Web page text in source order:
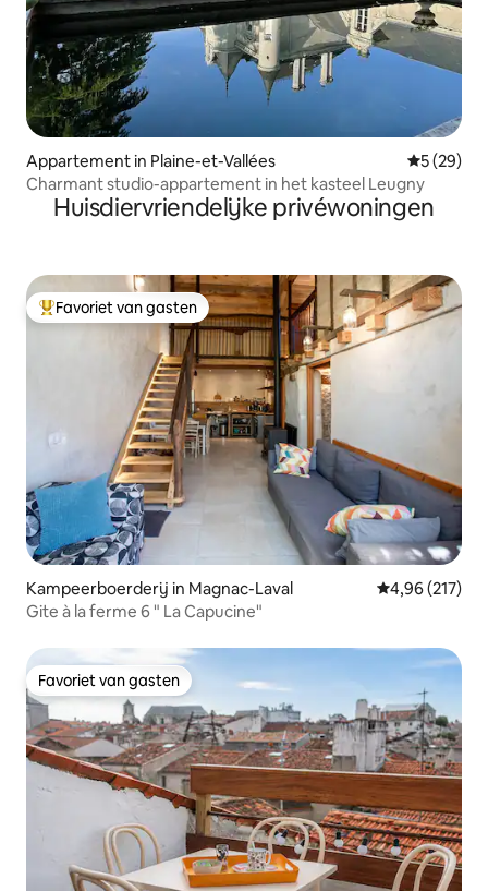
Appartement in Plaine-et-Vallées
5 (29)
Charmant studio-appartement in het kasteel Leugny
Huisdiervriendelijke privéwoningen
Topfavoriet van gasten
Favoriet van gasten
Kampeerboerderij in Magnac-Laval Gemiddelde
4,96 (217)
Gite à la ferme 6 " La Capucine"
Favoriet van gasten
Favoriet van gasten